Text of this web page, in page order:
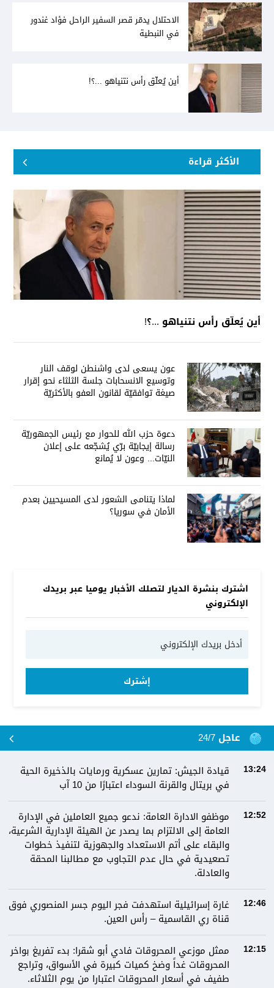
الاحتلال يدمّر قصر السفير الراحل فؤاد غندور
في النبطية
أين يُعلّق رأس نتنياهو ...؟!
الأكثر قراءة
أين يُعلّق رأس نتنياهو ...؟!
عون يسعى لدى واشنطن لوقف النار
وتوسيع الانسحابات جلسة الثلثاء نحو إقرار
صيغة توافقيّة لقانون العفو بالأكثريّة
دعوة حزب الله للحوار مع رئيس الجمهوريّة
رسالة إيجابيّة برّي يُشجّعه على إعلان
النيّات... وعون لا يُمانع
لماذا يتنامى الشعور لدى المسيحيين بعدم
الأمان في سوريا؟
اشترك بنشرة الديار لتصلك الأخبار يوميا عبر بريدك
الإلكتروني
إشترك
عاجل 24/7
13:24
قيادة الجيش: تمارين عسكرية ورمايات بالذخيرة الحية
في بريتال والقرنة السوداء اعتبارًا من 10 آب
12:52
موظفو الادارة العامة: ندعو جميع العاملين في الإدارة
العامة إلى الالتزام بما يصدر عن الهيئة الإدارية الشرعية،
والبقاء على أتم الاستعداد والجهوزية لتنفيذ خطوات
تصعيدية في حال عدم التجاوب مع مطالبنا المحقة
والعادلة.
12:46
غارة إسرائيلية استهدفت فجر اليوم جسر المنصوري فوق
قناة ري القاسمية – رأس العين.
12:15
ممثل موزعي المحروقات فادي أبو شقرا: بدء تفريغ بواخر
المحروقات غداً وضخ كميات كبيرة في الأسواق، وتراجع
طفيف في أسعار المحروقات اعتبارا من يوم الثلاثاء.